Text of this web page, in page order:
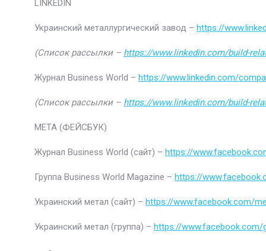
LINKEDIN
Украинский металлургический завод – https://
(Список рассылки – https://www.linkedin.com/build-
Журнал Business World – https://www.linkedin.com/
(Список рассылки – https://www.linkedin.com/build-
МЕТА (ФЕЙСБУК)
Журнал Business World (сайт) – https://
Группа Business World Magazine – https://
Украинский метал (сайт) – https://www.facebook.com/
Украинский метал (группа) – https://www.facebook.com/